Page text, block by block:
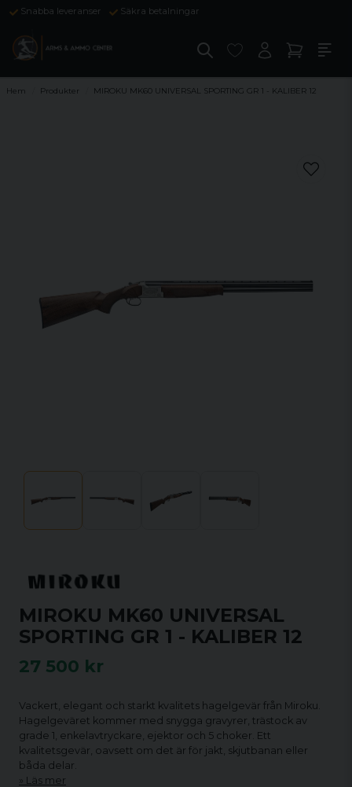
Snabba leveranser Säkra betalningar
Hem Produkter MIROKU MK60 UNIVERSAL SPORTING GR 1 - KALIBER 12
MIROKU MK60 UNIVERSAL
SPORTING GR 1 - KALIBER 12
27 500 kr
Vackert, elegant och starkt kvalitets hagelgevär från Miroku.
Hagelgeväret kommer med snygga gravyrer, trästock av
grade 1, enkelavtryckare, ejektor och 5 choker. Ett
kvalitetsgevär, oavsett om det är för jakt, skjutbanan eller
båda delar.
Läs mer